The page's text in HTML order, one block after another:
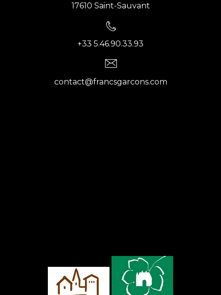
17610 Saint-Sauvant
+33 5.46.90.33.93
contact@francsgarcons.com